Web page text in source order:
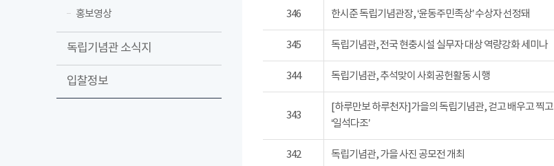
홍보영상
독립기념관 소식지
입찰정보
346 한시준 독립기념관장, ‘윤동주민족상’ 수상자 선정돼
345 독립기념관, 전국 현충시설 실무자 대상 역량강화 세미나
344 독립기념관, 추석맞이 사회공헌활동 시행
343
[하루만보 하루천자]가을의 독립기념관, 걷고 배우고 찍고
‘일석다조’
342 독립기념관, 가을 사진 공모전 개최